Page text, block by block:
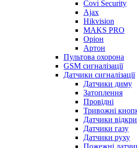
Covi Security
Ajax
Hikvision
MAKS PRO
Оріон
Артон
Пультова охорона
GSM сигналізації
Датчики сигналізації
Датчики диму
Затоплення
Провідні
Тривожні
Датчики
Датчики газу
Датчики руху
Пожежні